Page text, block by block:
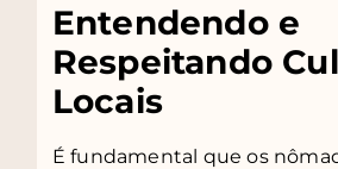
Entendendo e
Respeitando
Locais
É fundamental que os